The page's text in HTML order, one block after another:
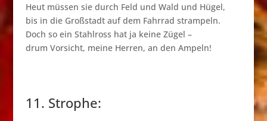
Heut müssen sie durch Feld und Wald und Hügel,
bis in die Großstadt auf dem Fahrrad strampeln.
Doch so ein Stahlross hat ja keine Zügel –
drum Vorsicht, meine Herren, an den Ampeln!
11. Strophe: